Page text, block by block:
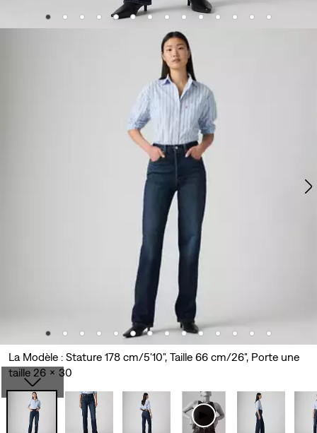
La Modèle : Stature 178 cm/5'10", Taille 66 cm/26", Porte une
taille 26 x 30